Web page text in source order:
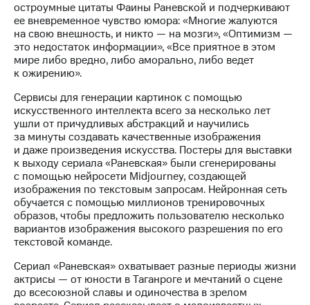
Корпоративный
секретарь
Раскрытие
информации
Информация
Документы
ПАО
"МТС"
Собрания
акционеров
Личный
кабинет
акционера
Акционерный
капитал
Контроль
и
Рынок
акций
остроумные цитаты Фаины Раневской и подчеркивают
ее вневременное чувство юмора: «Многие жалуются
на свою внешность, и никто — на мозги», «Оптимизм —
это недостаток информации», «Все приятное в этом
мире либо вредно, либо аморально, либо ведет
к ожирению».
Сервисы для генерации картинок с помощью
искусственного интеллекта всего за несколько лет
ушли от причудливых абстракций и научились
за минуты создавать качественные изображения
и даже произведения искусства. Постеры для выставки
к выходу сериала «Раневская» были сгенерированы
с помощью нейросети Midjourney, создающей
изображения по текстовым запросам. Нейронная сеть
обучается с помощью миллионов тренировочных
образов, чтобы предложить пользователю несколько
вариантов изображения высокого разрешения по его
текстовой команде.
Сериал «Раневская» охватывает разные периоды жизни
актрисы — от юности в Таганроге и мечтаний о сцене
до всесоюзной славы и одиночества в зрелом